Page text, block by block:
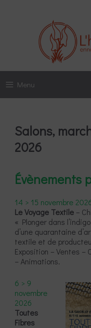
Menu
Salons,
2026
Évènements
14 > 15 novembre
Le Voyage Textile –
« Plonger dans
d’une quarantaine
textile et de
Exposition – Ventes –
– Animations.
6 > 9
novembre
2026
Toutes
Fibres